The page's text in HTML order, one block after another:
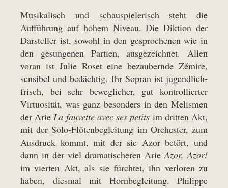
Musikalisch und schauspielerisch steht die
Aufführung auf hohem Niveau. Die Diktion der
Darsteller ist, sowohl in den gesprochenen wie in
den gesungenen Partien, ausgezeichnet. Allen
voran ist Julie Roset eine bezaubernde Zémire,
sensibel und bedächtig. Ihr Sopran ist jugendlich-
frisch, bei sehr beweglicher, gut kontrollierter
Virtuosität, was ganz besonders in den Melismen
der ArieLa fauvette avec ses petits im dritten Akt,
mit der Solo-Flötenbegleitung im Orchester, zum
Ausdruck kommt, mit der sie Azor betört, und
dann in der viel dramatischeren ArieAzor, Azor!
im vierten Akt, als sie fürchtet, ihn verloren zu
haben, diesmal mit Hornbegleitung. Philippe